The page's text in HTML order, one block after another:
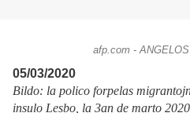
afp.com -
05/03/2020
Bildo: la polico forpelas
insulo Lesbo, la 3an de marto